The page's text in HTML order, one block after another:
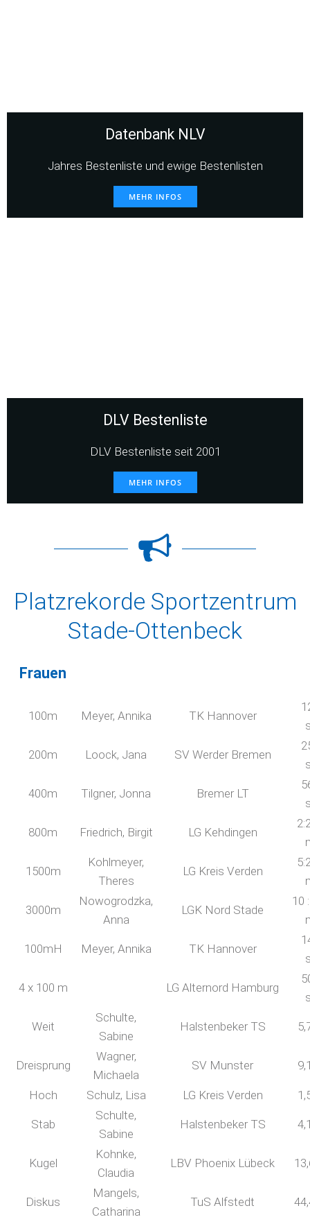
Datenbank NLV
Jahres Bestenliste und ewige Bestenlisten
MEHR INFOS
DLV Bestenliste
DLV Bestenliste seit 2001
MEHR INFOS
Platzrekorde Sportzentrum
Stade-Ottenbeck
Frauen
100m Meyer, Annika TK Hannover
200m Loock, Jana SV Werder Bremen
400m Tilgner, Jonna Bremer LT
800m Friedrich, Birgit LG Kehdingen
1500m
Kohlmeyer,
Theres
LG Kreis Verden
3000m
Nowogrodzka,
Anna
LGK Nord Stade
10
100mH Meyer, Annika TK Hannover
4 x 100 m LG Alternord Hamburg
Weit
Schulte,
Sabine
Halstenbeker TS
Dreisprung
Wagner,
Michaela
SV Munster
Hoch Schulz, Lisa LG Kreis Verden
Stab
Schulte,
Sabine
Halstenbeker TS
Kugel
Kohnke,
Claudia
LBV Phoenix Lübeck
Diskus
Mangels,
Catharina
TuS Alfstedt